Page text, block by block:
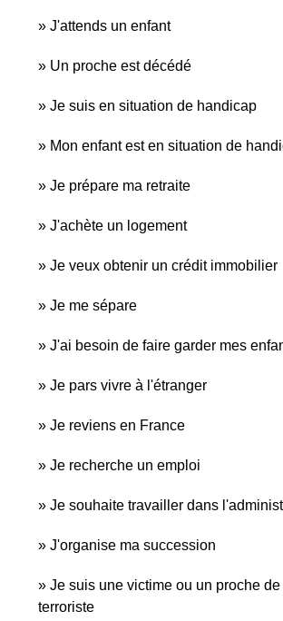
J'attends un enfant
Un proche est décédé
Je suis en situation de handicap
Mon enfant est en situation de
Je prépare ma retraite
J'achète un logement
Je veux obtenir un crédit immobilier
Je me sépare
J'ai besoin de faire garder mes
Je pars vivre à l'étranger
Je reviens en France
Je recherche un emploi
Je souhaite travailler dans
J'organise ma succession
Je suis une victime ou un proche
terroriste